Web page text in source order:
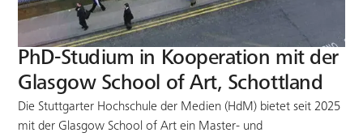
PhD-Studium in Kooperation mit der
Glasgow School of Art, Schottland
Die Stuttgarter Hochschule der Medien (HdM) bietet seit 2025
mit der Glasgow School of Art ein Master- und